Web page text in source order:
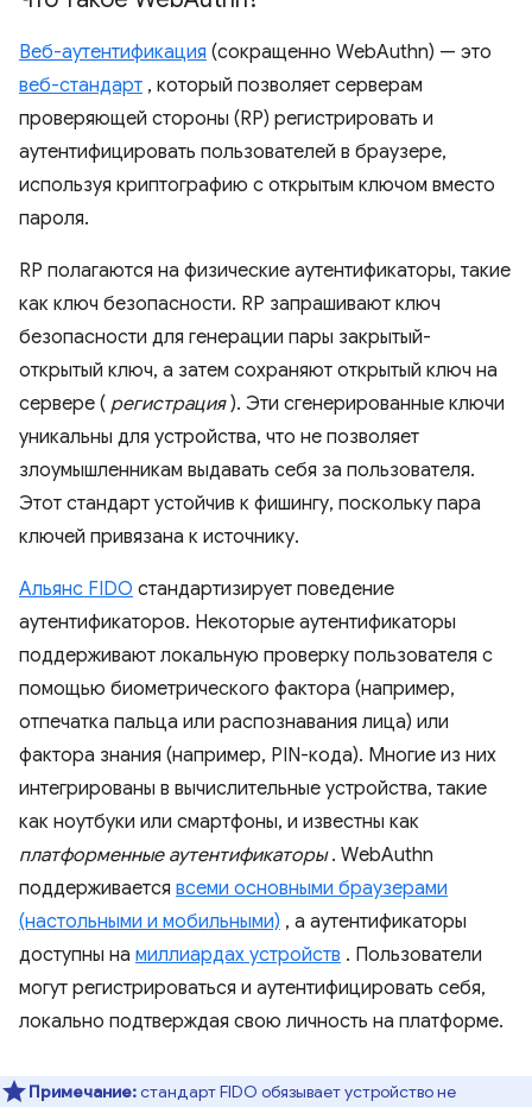
Веб-аутентификация (сокращенно WebAuthn) — это
веб-стандарт , который позволяет серверам
проверяющей стороны (RP) регистрировать и
аутентифицировать пользователей в браузере,
используя криптографию с открытым ключом вместо
пароля.
RP полагаются на физические аутентификаторы, такие
как ключ безопасности. RP запрашивают ключ
безопасности для генерации пары закрытый-
открытый ключ, а затем сохраняют открытый ключ на
сервере ( регистрация). Эти сгенерированные ключи
уникальны для устройства, что не позволяет
злоумышленникам выдавать себя за пользователя.
Этот стандарт устойчив к фишингу, поскольку пара
ключей привязана к источнику.
Альянс FIDO стандартизирует поведение
аутентификаторов. Некоторые аутентификаторы
поддерживают локальную проверку пользователя с
помощью биометрического фактора (например,
отпечатка пальца или распознавания лица) или
фактора знания (например, PIN-кода). Многие из них
интегрированы в вычислительные устройства, такие
как ноутбуки или смартфоны, и известны как
платформенные аутентификаторы. WebAuthn
поддерживается всеми основными браузерами
(настольными и мобильными) , а аутентификаторы
доступны на миллиардах устройств . Пользователи
могут регистрироваться и аутентифицировать себя,
локально подтверждая свою личность на платформе.
Примечание:стандарт FIDO обязывает устройство не